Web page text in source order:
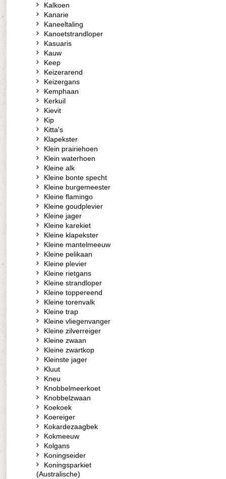
Kalkoen
Kanarie
Kaneeltaling
Kanoetstrandloper
Kasuaris
Kauw
Keep
Keizerarend
Keizergans
Kemphaan
Kerkuil
Kievit
Kip
Kitta's
Klapekster
Klein prairiehoen
Klein waterhoen
Kleine alk
Kleine bonte specht
Kleine burgemeester
Kleine flamingo
Kleine goudplevier
Kleine jager
Kleine karekiet
Kleine klapekster
Kleine mantelmeeuw
Kleine pelikaan
Kleine plevier
Kleine rietgans
Kleine strandloper
Kleine toppereend
Kleine torenvalk
Kleine trap
Kleine vliegenvanger
Kleine zilverreiger
Kleine zwaan
Kleine zwartkop
Kleinste jager
Kluut
Kneu
Knobbelmeerkoet
Knobbelzwaan
Koekoek
Koereiger
Kokardezaagbek
Kokmeeuw
Kolgans
Koningseider
Koningsparkiet
(Australische)